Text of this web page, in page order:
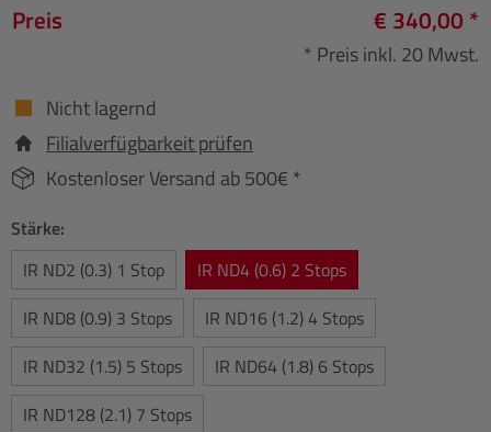
Preis € 340,00 *
* Preis inkl. 20 Mwst.
Nicht lagernd
Filialverfügbarkeit prüfen
Kostenloser Versand ab 500€ *
Stärke:
IR ND2 (0.3) 1 Stop
IR ND4 (0.6) 2 Stops
IR ND8 (0.9) 3 Stops
IR ND16 (1.2) 4 Stops
IR ND32 (1.5) 5 Stops
IR ND64 (1.8) 6 Stops
IR ND128 (2.1) 7 Stops